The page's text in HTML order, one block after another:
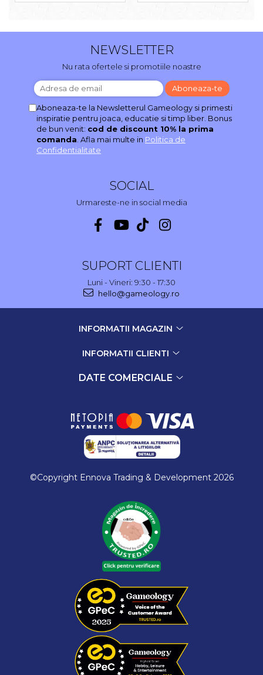
NEWSLETTER
Nu rata ofertele si promotiile noastre
Aboneaza-te la Newsletterul Gameology si primesti
inspiratie pentru joaca, educatie si timp liber. Bonus
de bun venit: cod de discount 10% la prima
comanda . Afla mai multe in Politica de
Confidentialitate
SOCIAL
Urmareste-ne in social media
SUPORT CLIENTI
Luni - Vineri: 9:30 - 17:30
hello@gameology.ro
INFORMATII MAGAZIN
INFORMATII CLIENTI
DATE COMERCIALE
©Copyright Ennova Trading & Development 2026